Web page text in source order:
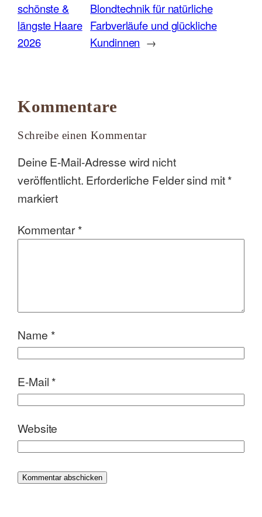
schönste &
längste Haare
2026
Blondtechnik für natürliche
Farbverläufe und glückliche
Kundinnen →
Kommentare
Schreibe einen Kommentar
Deine E-Mail-Adresse wird nicht
veröffentlicht. Erforderliche Felder sind mit*
markiert
Kommentar*
Name *
E-Mail *
Website